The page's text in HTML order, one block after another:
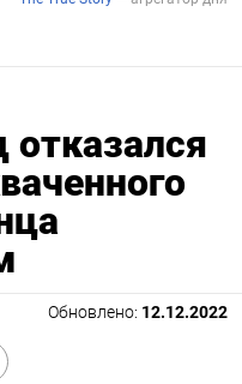
отказался
Обновлено: 12.12.2022